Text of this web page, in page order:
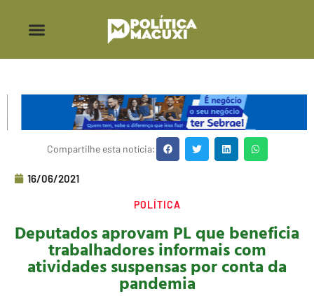
Compartilhe esta notícia:
16/06/2021
POLÍTICA
Deputados aprovam PL que beneficia
trabalhadores informais com
atividades suspensas por conta da
pandemia